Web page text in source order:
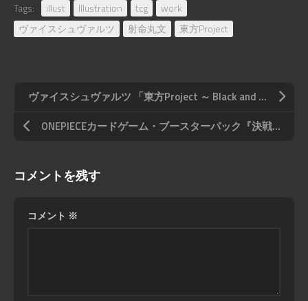
Tags: illust Illustration tcg
work
ヴァイスシュヴァルツ
射命丸文 東方Project
ヴァイスシュヴァルツ 「東方Project ～ Black and White Lotus Land.」 収録「秋穣子＆秋静葉 」
ONEPIECEカードゲーム・ブースターパック『決戦の刻【OP-16】』 収録「Mr.2・ボン・クレー(ベンサム) 」パラレル版
コメントを残す
コメント ※